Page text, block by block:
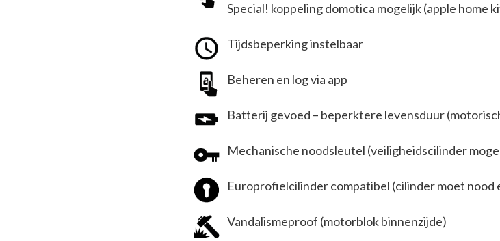
Special! koppeling domotica mogelijk (apple home
Tijdsbeperking instelbaar
Beheren en log via app
Batterij gevoed – beperktere levensduur
Mechanische noodsleutel (veiligheidscilinder
Europrofielcilinder compatibel (cilinder moet
Vandalismeproof (motorblok binnenzijde)